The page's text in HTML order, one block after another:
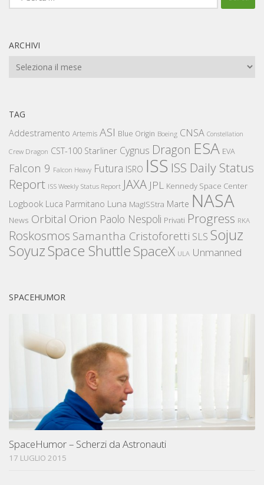
per:
ARCHIVI
Archivi
TAG
Addestramento Artemis ASI Blue Origin Boeing CNSA Constellation
Crew Dragon CST-100 Starliner Cygnus Dragon ESA EVA
Falcon 9 Falcon Heavy Futura ISRO ISS ISS Daily Status
Report ISS Weekly Status Report JAXA JPL Kennedy Space Center
Logbook Luca Parmitano Luna MagISStra Marte NASA
News Orbital Orion Paolo Nespoli Privati Progress RKA
Roskosmos Samantha Cristoforetti SLS Sojuz
SoyuzSpace ShuttleSpaceX ULA Unmanned
SPACEHUMOR
SpaceHumor – Scherzi da Astronauti
17 LUGLIO 2015